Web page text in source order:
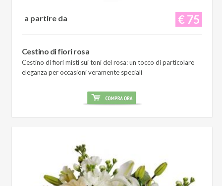
€ 75
a partire da
Cestino di fiori rosa
Cestino di fiori misti sui toni del rosa: un tocco di particolare
eleganza per occasioni veramente speciali